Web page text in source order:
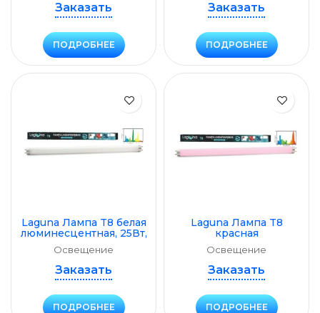
Заказать
ПОДРОБНЕЕ
Заказать
ПОДРОБНЕЕ
Laguna Лампа T8 белая
люминесцентная, 25Вт,
Освещение
Заказать
ПОДРОБНЕЕ
Laguna Лампа T8
красная
люминесцентная, 15Вт,
436мм
Освещение
Заказать
ПОДРОБНЕЕ